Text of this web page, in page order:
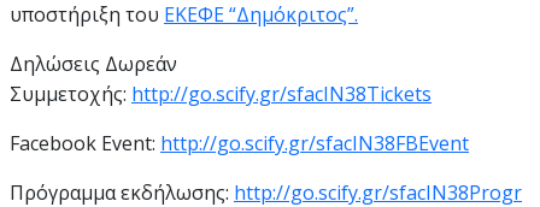
υποστήριξη του ΕΚΕΦΕ “Δημόκριτος”.
Δηλώσεις Δωρεάν
Συμμετοχής: http://go.scify.gr/sfacIN38Tickets
Facebook Event: http://go.scify.gr/sfacIN38FBEvent
Πρόγραμμα εκδήλωσης: http://go.scify.gr/sfacIN38Progr